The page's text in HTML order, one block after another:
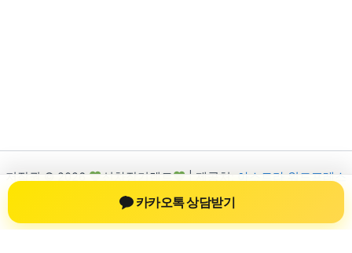
저작권 © 2026 신차장기렌트 | 제공처:
아스트라 워드프레스
테마
카카오톡 상담받기